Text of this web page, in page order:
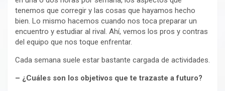
tenemos que corregir y las cosas que hayamos hecho
bien. Lo mismo hacemos cuando nos toca preparar un
encuentro y estudiar al rival. Ahí, vemos los pros y contras
del equipo que nos toque enfrentar.
Cada semana suele estar bastante cargada de actividades.
– ¿Cuáles son los objetivos que te trazaste a futuro?